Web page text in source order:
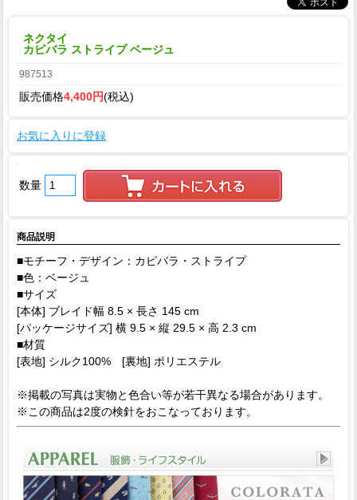
ネクタイ
カピバラ ストライプ ベージュ
987513
販売価格4,400円(税込)
お気に入りに登録
数量
商品説明
■モチーフ・デザイン：カピバラ・ストライプ
■色：ベージュ
■サイズ
[本体] ブレイド幅 8.5 × 長さ 145 cm
[パッケージサイズ] 横 9.5 × 縦 29.5 × 高 2.3 cm
■材質
[表地] シルク100% [裏地] ポリエステル
※掲載の写真は実物と色合い等が若干異なる場合があります。
※この商品は2度の検針をおこなっております。